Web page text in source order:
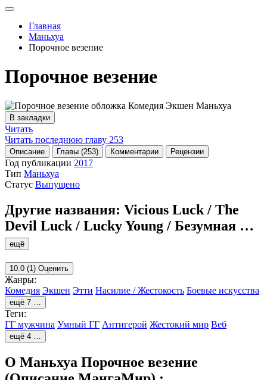
Главная
Маньхуа
Порочное везение
Порочное везение
В закладки
Читать
Читать последнюю главу 253
Описание Главы (253) Комментарии Рецензии
Год публикации 2017
Тип Маньхуа
Статус Выпущено
Другие названия: Vicious Luck / The
Devil Luck / Lucky Young / Безумная …
ещё
10.0 (1) Оценить
Жанры:
Комедия Экшен Этти Насилие / Жестокость Боевые искусства
ещё 7 …
Теги:
ГГ мужчина Умный ГГ Антигерой Жестокий мир Веб
ещё 4 …
О Маньхуа Порочное везение